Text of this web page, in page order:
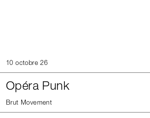
10 octobre 26
Opéra Punk
Brut Movement